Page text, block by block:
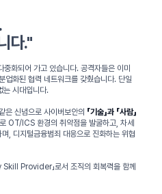
다."
중화되어 가고 있습니다. 공격자들은 이미
화된 협력 네트워크를 갖췄습니다. 단일
는 시대입니다.
은 신념으로 사이버보안의 「기술」과 「사람」
OT/ICS 환경의 취약점을 발굴하고, 차세
, 디지털금융범죄 대응으로 진화하는 위협
Provider」로서 조직의 회복력을 함께